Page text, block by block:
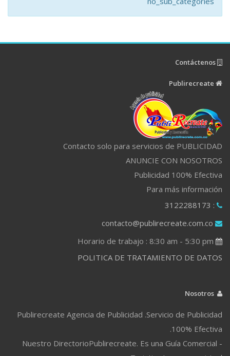
Contacto solo para servicios de PUBLICIDAD
ANUNCIE CON NOSOTROS
Publicidad 100% Efectiva
Para más información
: 3122288173
contacto@publirecreate.com.co
POLITICA DE TRATAMIENTO DE DATOS
Publirecreate Agencia de Publicidad .Servicio de Publicidad
100% Efectiva.
Nuestro DirectorioPublirecreate. Es una Guía Comercial -